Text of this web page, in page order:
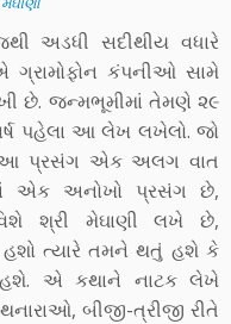
અડધી સદીથીય વધારે
કંપનીઓ સામે
છે. જન્મભૂમીમાં તેમણે ૨૯
પહેલા આ લેખ લખેલો. જો
આ પ્રસંગ એક અલગ વાત
એક અનોખો પ્રસંગ છે,
શ્રી મેઘાણી લખે છે,
હશો ત્યારે તમને થતું હશે કે
હશે. એ કથાને નાટક લેખે
બીજી-ત્રીજી રીતે